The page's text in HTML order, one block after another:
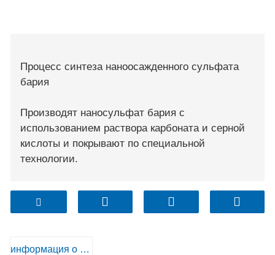
Процесс синтеза наноосажденного сульфата
бария
Производят наносульфат бария с
использованием раствора карбоната и серной
кислоты и покрывают по специальной
технологии.
информация о продукте